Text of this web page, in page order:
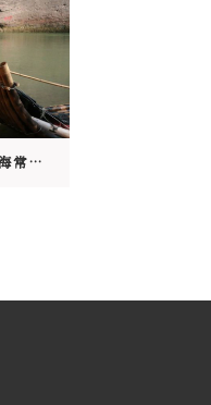
武夷山九曲漂流 看觀音苦海常做渡人舟